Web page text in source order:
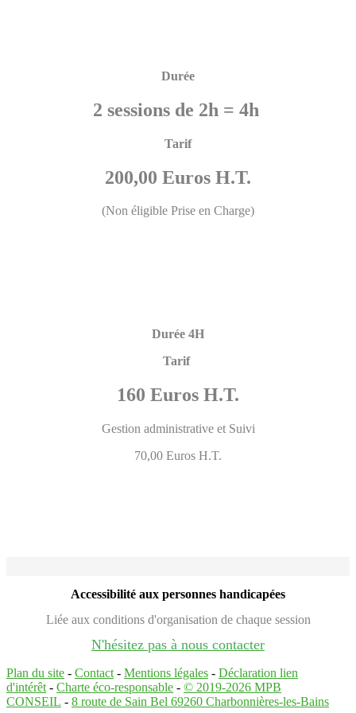
Durée
2 sessions de 2h = 4h
Tarif
200,00 Euros H.T.
(Non éligible Prise en Charge)
Durée 4H
Tarif
160 Euros H.T.
Gestion administrative et Suivi
70,00 Euros H.T.
Accessibilité aux personnes handicapées
Liée aux conditions d'organisation de chaque session
N'hésitez pas à nous contacter
Plan du site - Contact - Mentions légales - Déclaration lien
d'intérêt - Charte éco-responsable - © 2019-2026 MPB
CONSEIL - 8 route de Sain Bel 69260 Charbonnières-les-Bains